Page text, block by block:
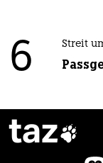
6 Streit
taz